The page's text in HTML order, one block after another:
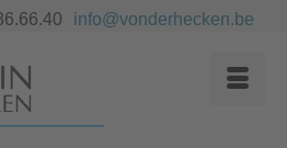
info@vonderhecken.be